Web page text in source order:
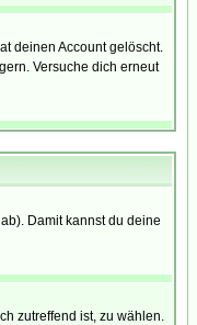
deinen Account gelöscht.
Versuche dich erneut
Damit kannst du deine
zutreffend ist, zu wählen.